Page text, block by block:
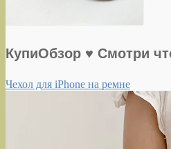
КупиОбзор ♥ Смотри
Чехол для iPhone на ремне